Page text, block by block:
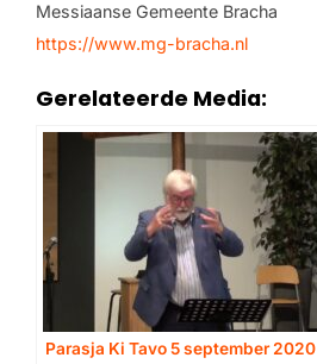
Messiaanse Gemeente Bracha
https://www.mg-bracha.nl
Gerelateerde Media:
Parasja Ki Tavo 5 september 2020